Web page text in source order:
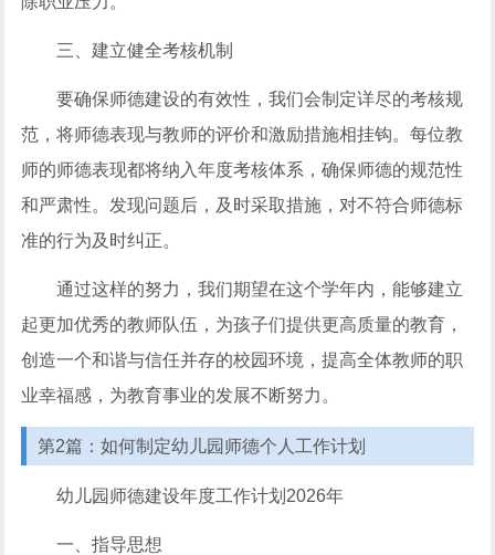
三、建立健全考核机制
要确保师德建设的有效性，我们会制定详尽的考核规
范，将师德表现与教师的评价和激励措施相挂钩。每位教
师的师德表现都将纳入年度考核体系，确保师德的规范性
和严肃性。发现问题后，及时采取措施，对不符合师德标
准的行为及时纠正。
通过这样的努力，我们期望在这个学年内，能够建立
起更加优秀的教师队伍，为孩子们提供更高质量的教育，
创造一个和谐与信任并存的校园环境，提高全体教师的职
业幸福感，为教育事业的发展不断努力。
第2篇：如何制定幼儿园师德个人工作计划
幼儿园师德建设年度工作计划2026年
一、指导思想